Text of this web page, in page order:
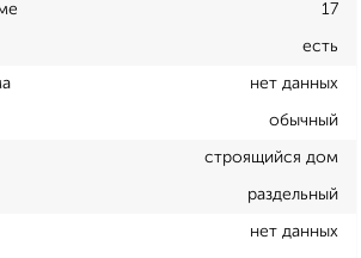
17
есть
нет данных
обычный
строящийся дом
раздельный
нет данных